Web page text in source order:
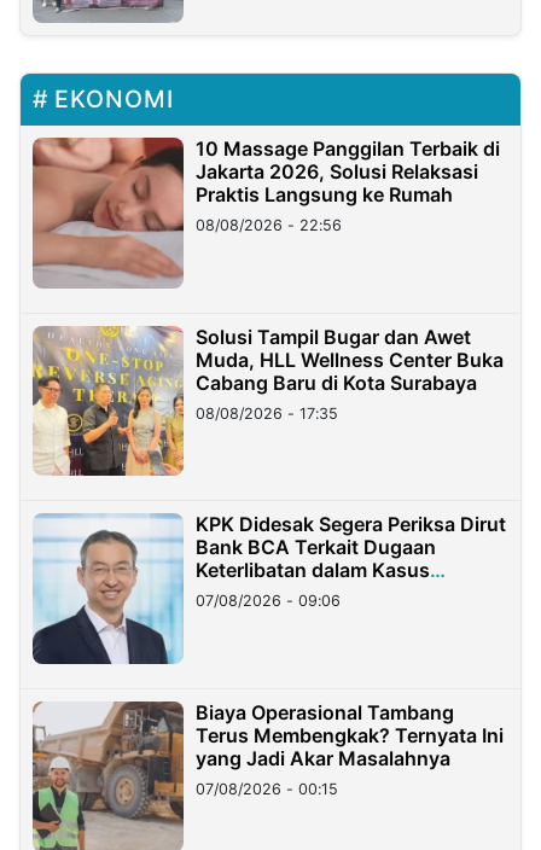
EKONOMI
10 Massage Panggilan Terbaik di
Jakarta 2026, Solusi Relaksasi
Praktis Langsung ke Rumah
08/08/2026 - 22:56
Solusi Tampil Bugar dan Awet
Muda, HLL Wellness Center Buka
Cabang Baru di Kota Surabaya
08/08/2026 - 17:35
KPK Didesak Segera Periksa Dirut
Bank BCA Terkait Dugaan
Keterlibatan dalam Kasus
Hilangnya Dana Nasabah Rp2,58
Miliar
07/08/2026 - 09:06
Biaya Operasional Tambang
Terus Membengkak? Ternyata Ini
yang Jadi Akar Masalahnya
07/08/2026 - 00:15